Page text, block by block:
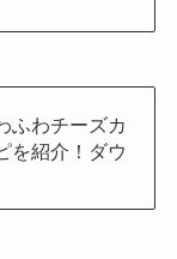
ふわチーズカ
を紹介！ダウ